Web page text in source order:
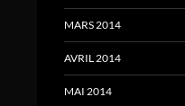
MARS 2014
AVRIL 2014
MAI 2014